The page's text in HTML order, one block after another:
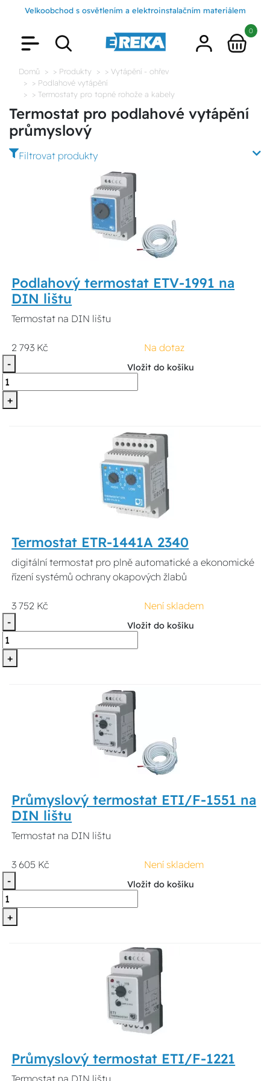
Velkoobchod s osvětlením a elektroinstalačním materiálem
0
Domů > Produkty
> Vytápění - ohřev
> Podlahové vytápění
> Termostaty pro topné rohože a kabely
Termostat pro podlahové vytápění
průmyslový
Filtrovat produkty
Podlahový termostat ETV-1991 na
DIN lištu
Termostat na DIN lištu
2 793 Kč
Na dotaz
-
+
Vložit do košíku
Termostat ETR-1441A 2340
digitální termostat pro plně automatické a ekonomické
řízení systémů ochrany okapových žlabů
3 752 Kč
Není skladem
-
+
Vložit do košíku
Průmyslový termostat ETI/F-1551 na
DIN lištu
Termostat na DIN lištu
3 605 Kč
Není skladem
-
+
Vložit do košíku
Průmyslový termostat ETI/F-1221